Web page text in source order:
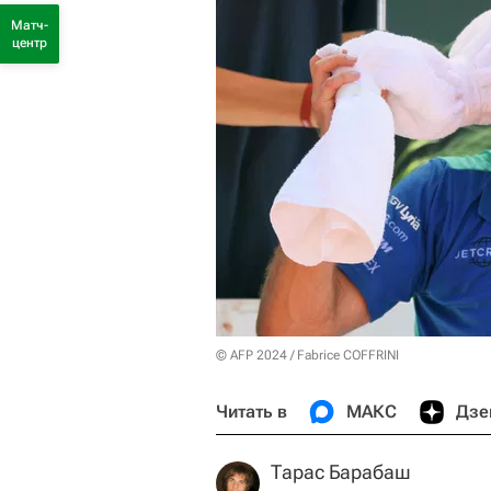
© AFP 2024 / Fabrice COFFRINI
Читать в МАКС
Тарас Барабаш
Матч-
центр